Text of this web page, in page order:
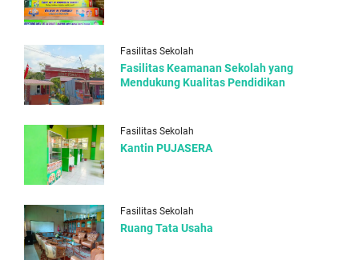
Fasilitas Sekolah
Fasilitas Keamanan Sekolah yang
Mendukung Kualitas Pendidikan
Fasilitas Sekolah
Kantin PUJASERA
Fasilitas Sekolah
Ruang Tata Usaha